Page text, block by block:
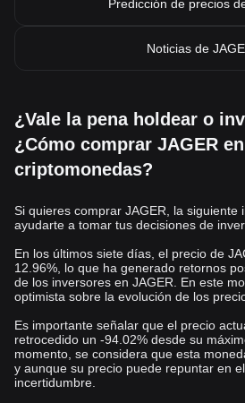
Predicción de precios
Noticias de
¿Vale la pena holdear o
¿Cómo comprar JAGER
criptomonedas?
Si quieres comprar JAGER, la siguiente
ayudarte a tomar tus decisiones de
En los últimos siete días, el precio de
12.96%, lo que ha generado retornos
de los inversores en JAGER. En este
optimista sobre la evolución de los
Es importante señalar que el precio
retrocedido un -94.02% desde su
momento, se considera que esta
y aunque su precio puede repuntar en
incertidumbre.